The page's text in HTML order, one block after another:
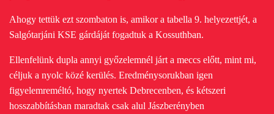
Ahogy tettük ezt szombaton is, amikor a tabella 9. helyezettjét, a
Salgótarjáni KSE gárdáját fogadtuk a Kossuthban.
Ellenfelünk dupla annyi győzelemnél járt a meccs előtt, mint mi,
céljuk a nyolc közé kerülés. Eredménysorukban igen
figyelemreméltó, hogy nyertek Debrecenben, és kétszeri
hosszabbításban maradtak csak alul Jászberényben